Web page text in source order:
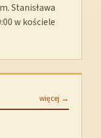
Stanisława
w kościele
więcej →